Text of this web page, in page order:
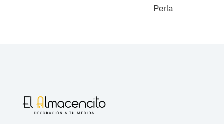
Perla